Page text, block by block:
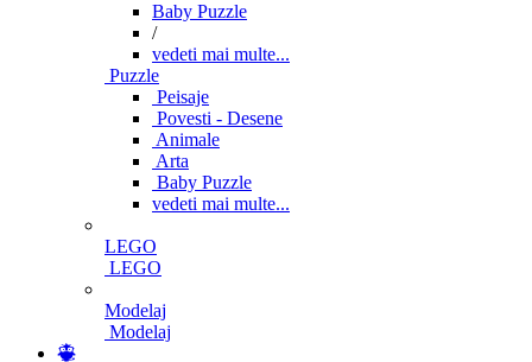
Baby Puzzle
/
vedeti mai multe...
Puzzle
Peisaje
Povesti - Desene
Animale
Arta
Baby Puzzle
vedeti mai multe...
LEGO
LEGO
Modelaj
Modelaj